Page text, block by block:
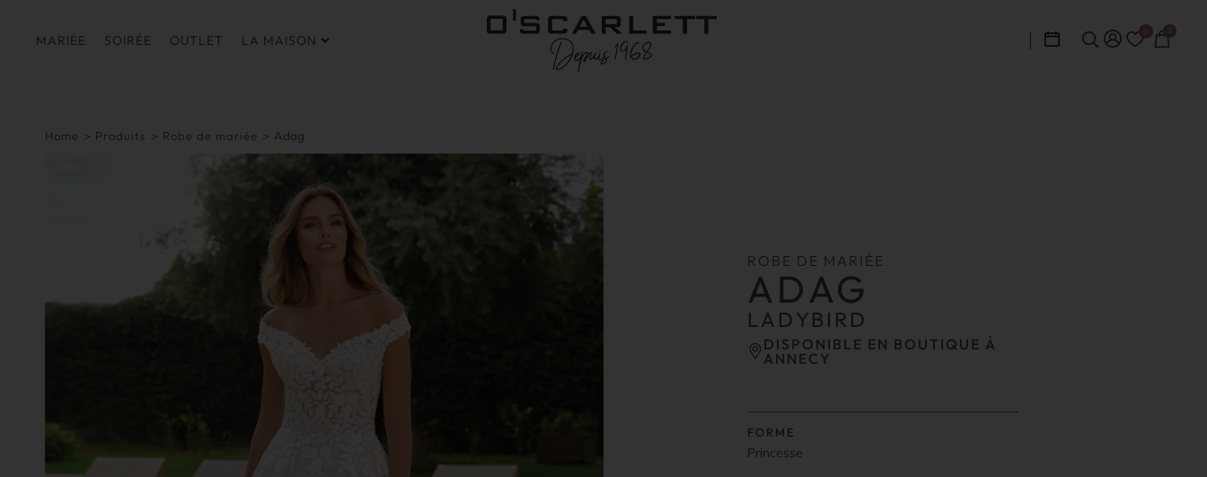
MARIÉE SOIRÉE OUTLET LA MAISON
Home > Produits > Robe de mariée > Adag
ROBE DE MARIÉE
ADAG
LADYBIRD
DISPONIBLE EN BOUTIQUE À
ANNECY
FORME
Princesse